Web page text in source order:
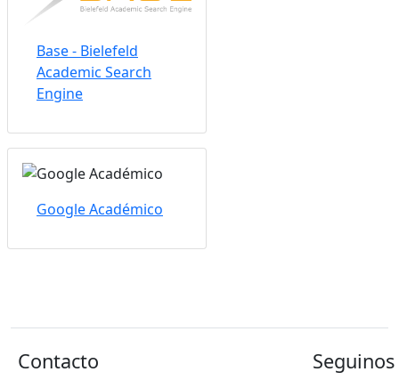
Base - Bielefeld
Academic Search
Engine
Google Académico
Contacto